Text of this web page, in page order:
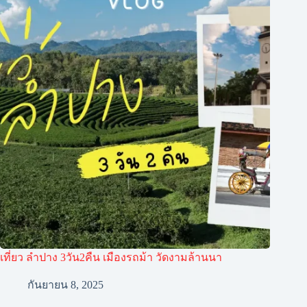
เที่ยว ลำปาง 3วัน2คืน เมืองรถม้า วัดงามล้านนา
กันยายน 8, 2025